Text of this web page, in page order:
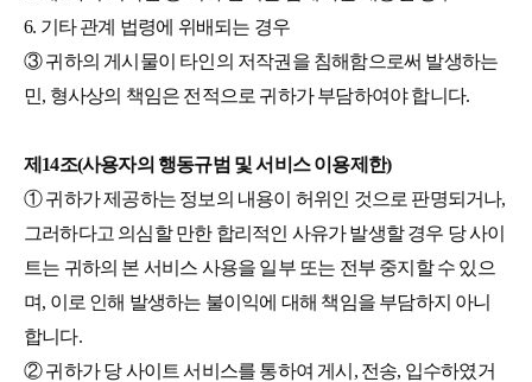
6. 기타 관계 법령에 위배되는 경우
③ 귀하의 게시물이 타인의 저작권을 침해함으로써 발생하는
민, 형사상의 책임은 전적으로 귀하가 부담하여야 합니다.
제14조(사용자의 행동규범 및 서비스 이용제한)
① 귀하가 제공하는 정보의 내용이 허위인 것으로 판명되거나,
그러하다고 의심할 만한 합리적인 사유가 발생할 경우 당 사이
트는 귀하의 본 서비스 사용을 일부 또는 전부 중지할 수 있으
며, 이로 인해 발생하는 불이익에 대해 책임을 부담하지 아니
합니다.
② 귀하가 당 사이트 서비스를 통하여 게시, 전송, 입수하였거